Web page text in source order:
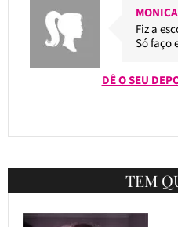
MONICA
Fiz a
Só faço
DÊ O SEU
TEM